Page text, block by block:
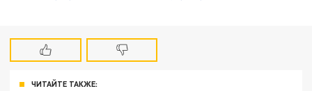
ЧИТАЙТЕ ТАКЖЕ: